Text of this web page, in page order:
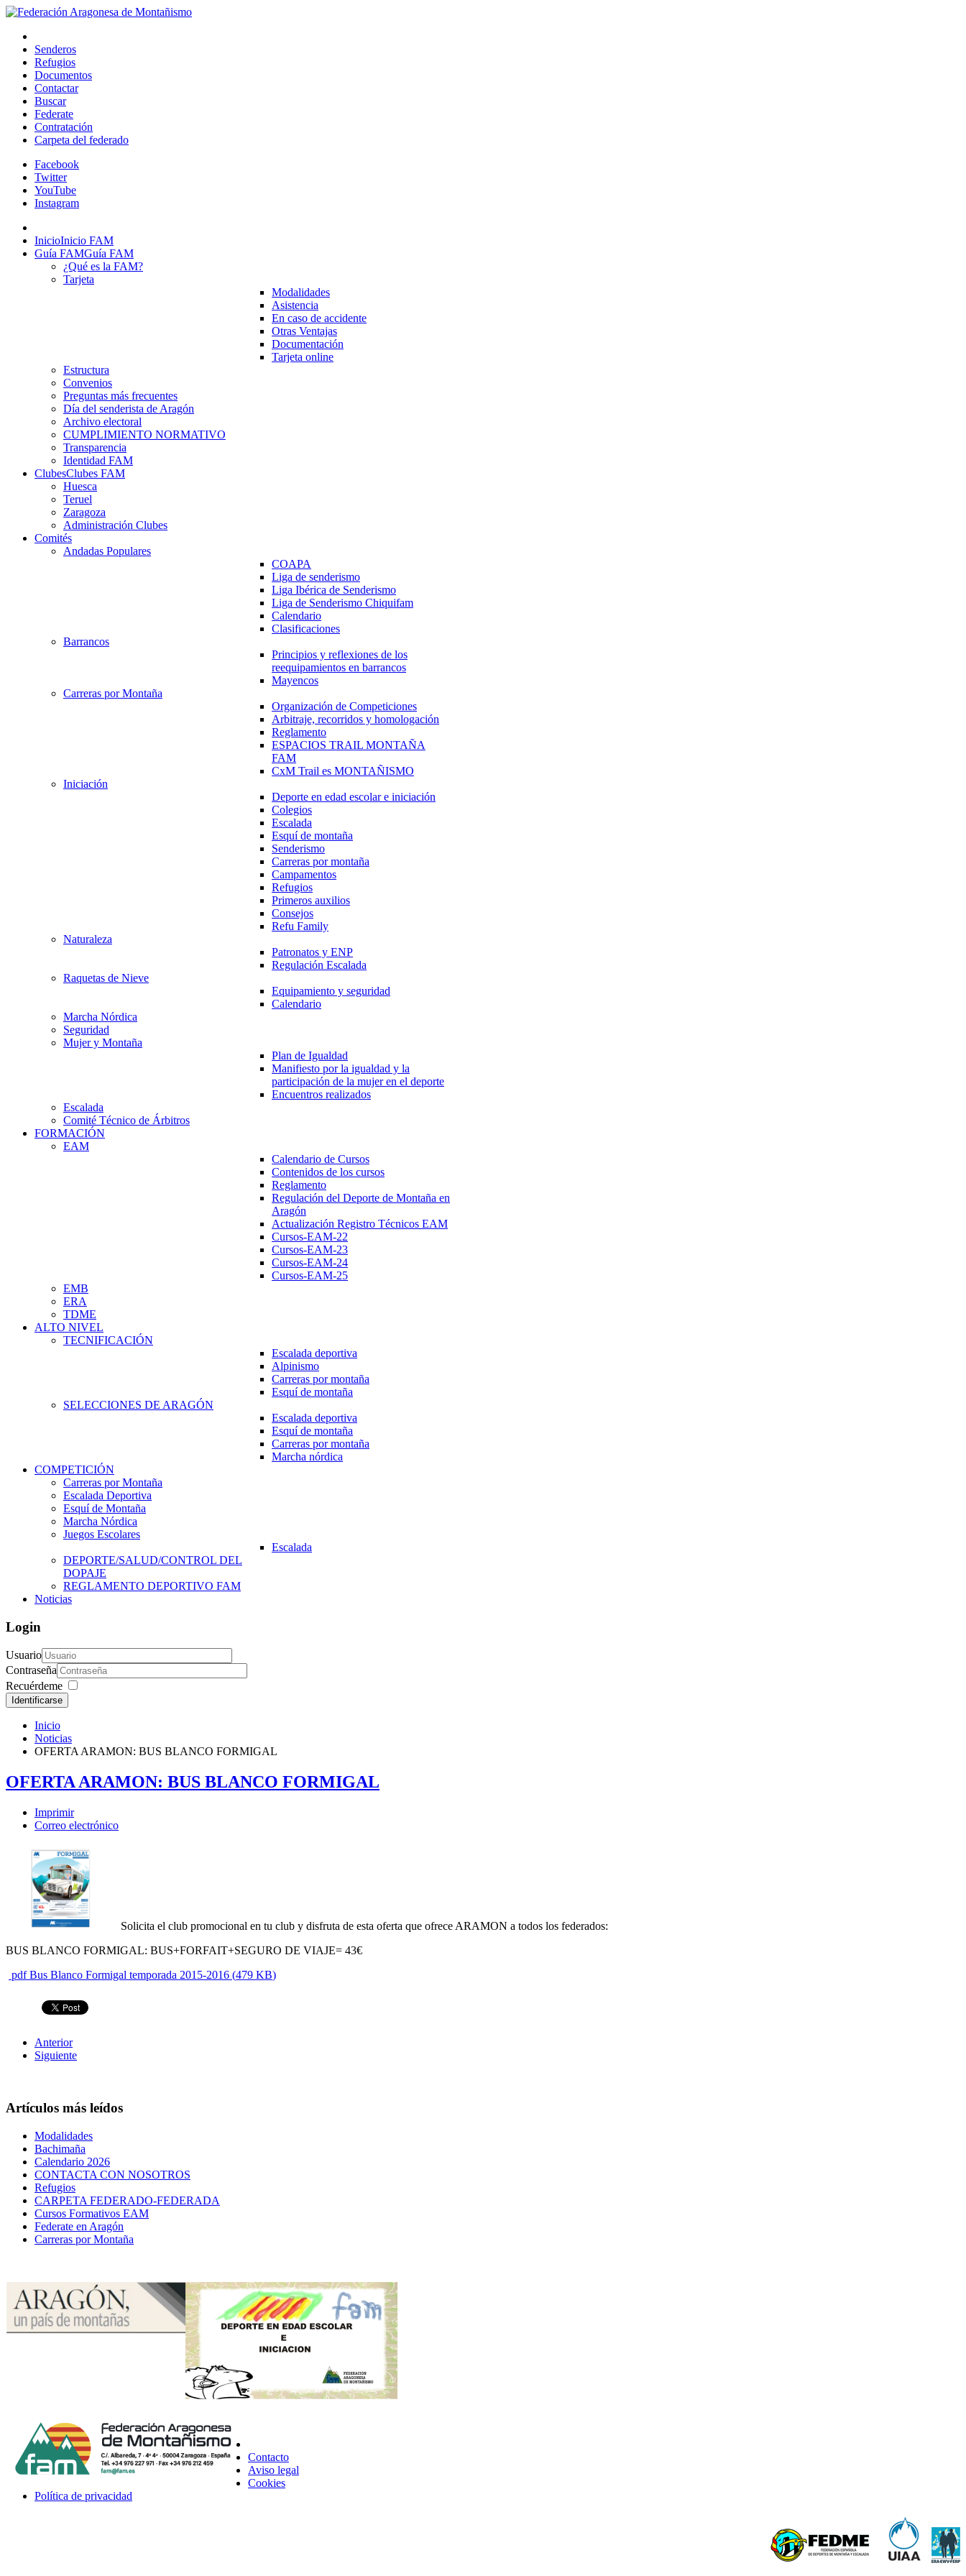
Senderos
Refugios
Documentos
Contactar
Buscar
Federate
Contratación
Carpeta del federado
Facebook
Twitter
YouTube
Instagram
InicioInicio FAM
Guía FAMGuía FAM
¿Qué es la FAM?
Tarjeta
Modalidades
Asistencia
En caso de accidente
Otras Ventajas
Documentación
Tarjeta online
Estructura
Convenios
Preguntas más frecuentes
Día del senderista de Aragón
Archivo electoral
CUMPLIMIENTO NORMATIVO
Transparencia
Identidad FAM
ClubesClubes FAM
Huesca
Teruel
Zaragoza
Administración Clubes
Comités
Andadas Populares
COAPA
Liga de senderismo
Liga Ibérica de Senderismo
Liga de Senderismo Chiquifam
Calendario
Clasificaciones
Barrancos
Principios y reflexiones de los
reequipamientos en barrancos
Mayencos
Carreras por Montaña
Organización de Competiciones
Arbitraje, recorridos y homologación
Reglamento
ESPACIOS TRAIL MONTAÑA
FAM
CxM Trail es MONTAÑISMO
Iniciación
Deporte en edad escolar e iniciación
Colegios
Escalada
Esquí de montaña
Senderismo
Carreras por montaña
Campamentos
Refugios
Primeros auxilios
Consejos
Refu Family
Naturaleza
Patronatos y ENP
Regulación Escalada
Raquetas de Nieve
Equipamiento y seguridad
Calendario
Marcha Nórdica
Seguridad
Mujer y Montaña
Plan de Igualdad
Manifiesto por la igualdad y la
participación de la mujer en el deporte
Encuentros realizados
Escalada
Comité Técnico de Árbitros
FORMACIÓN
EAM
Calendario de Cursos
Contenidos de los cursos
Reglamento
Regulación del Deporte de Montaña en
Aragón
Actualización Registro Técnicos EAM
Cursos-EAM-22
Cursos-EAM-23
Cursos-EAM-24
Cursos-EAM-25
EMB
ERA
TDME
ALTO NIVEL
TECNIFICACIÓN
Escalada deportiva
Alpinismo
Carreras por montaña
Esquí de montaña
SELECCIONES DE ARAGÓN
Escalada deportiva
Esquí de montaña
Carreras por montaña
Marcha nórdica
COMPETICIÓN
Carreras por Montaña
Escalada Deportiva
Esquí de Montaña
Marcha Nórdica
Juegos Escolares
Escalada
DEPORTE/SALUD/CONTROL DEL
DOPAJE
REGLAMENTO DEPORTIVO FAM
Noticias
Login
Usuario
Contraseña
Recuérdeme
Identificarse
Inicio
Noticias
OFERTA ARAMON: BUS BLANCO FORMIGAL
OFERTA ARAMON: BUS BLANCO FORMIGAL
Imprimir
Correo electrónico
Solicita el club promocional en tu club y disfruta de esta oferta que ofrece ARAMON a todos los federados:
BUS BLANCO FORMIGAL: BUS+FORFAIT+SEGURO DE VIAJE= 43€
pdfBus Blanco Formigal temporada 2015-2016 (479 KB)
Anterior
Siguiente
Artículos más leídos
Modalidades
Bachimaña
Calendario 2026
CONTACTA CON NOSOTROS
Refugios
CARPETA FEDERADO-FEDERADA
Cursos Formativos EAM
Federate en Aragón
Carreras por Montaña
Contacto
Aviso legal
Cookies
Política de privacidad